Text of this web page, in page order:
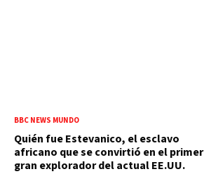
BBC NEWS MUNDO
Quién fue Estevanico, el esclavo
africano que se convirtió en el primer
gran explorador del actual EE.UU.